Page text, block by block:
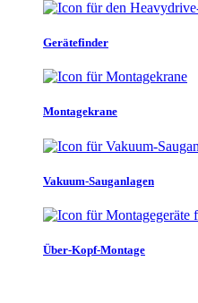
Gerätefinder
Montagekrane
Vakuum-Sauganlagen
Über-Kopf-Montage